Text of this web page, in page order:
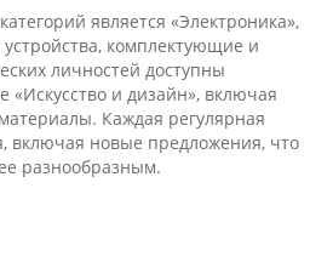
является «Электроника»,
комплектующие и
личностей доступны
«Искусство и дизайн», включая
Каждая регулярная
включая новые предложения, что
разнообразным.